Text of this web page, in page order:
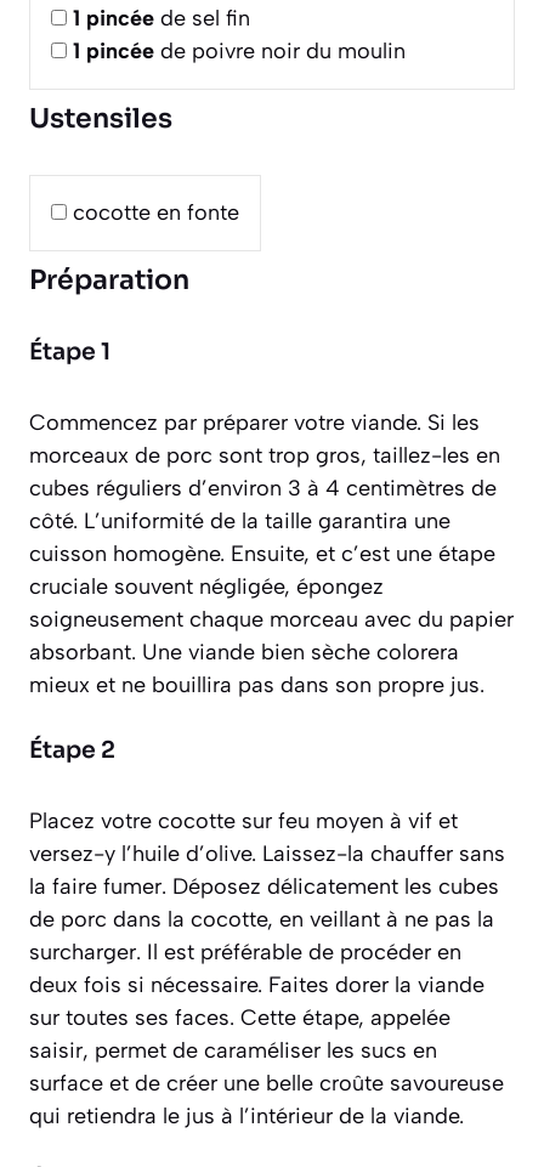
1 pincée de sel fin
1 pincée de poivre noir du moulin
Ustensiles
cocotte en fonte
Préparation
Étape 1
Commencez par préparer votre viande. Si les
morceaux de porc sont trop gros, taillez-les en
cubes réguliers d’environ 3 à 4 centimètres de
côté. L’uniformité de la taille garantira une
cuisson homogène. Ensuite, et c’est une étape
cruciale souvent négligée, épongez
soigneusement chaque morceau avec du papier
absorbant. Une viande bien sèche colorera
mieux et ne bouillira pas dans son propre jus.
Étape 2
Placez votre cocotte sur feu moyen à vif et
versez-y l’huile d’olive. Laissez-la chauffer sans
la faire fumer. Déposez délicatement les cubes
de porc dans la cocotte, en veillant à ne pas la
surcharger. Il est préférable de procéder en
deux fois si nécessaire. Faites dorer la viande
sur toutes ses faces. Cette étape, appelée
saisir, permet de caraméliser les sucs en
surface et de créer une belle croûte savoureuse
qui retiendra le jus à l’intérieur de la viande.